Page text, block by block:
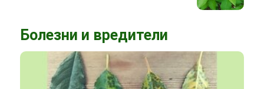
Болезни и вредители